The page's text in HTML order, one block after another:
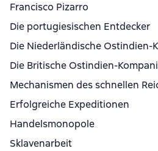
Francisco Pizarro
Die portugiesischen Entdecker
Die Niederländische Ostindien-
Die Britische Ostindien-
Mechanismen des schnellen
Erfolgreiche Expeditionen
Handelsmonopole
Sklavenarbeit